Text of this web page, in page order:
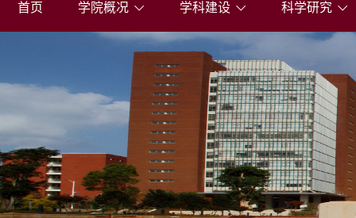
首页 学院概况 学科建设 科学研究